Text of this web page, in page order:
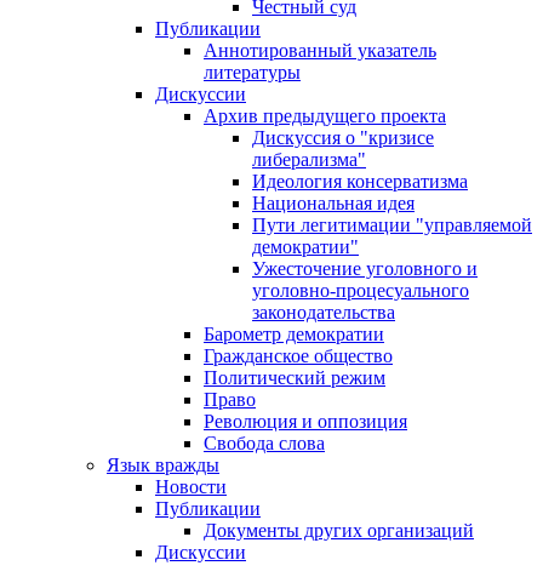
Честный суд
Публикации
Аннотированный указатель
литературы
Дискуссии
Архив предыдущего проекта
Дискуссия о "кризисе
либерализма"
Идеология консерватизма
Национальная идея
Пути легитимации "управляемой
демократии"
Ужесточение уголовного и
уголовно-процесуального
законодательства
Барометр демократии
Гражданское общество
Политический режим
Право
Революция и оппозиция
Свобода слова
Язык вражды
Новости
Публикации
Документы других организаций
Дискуссии